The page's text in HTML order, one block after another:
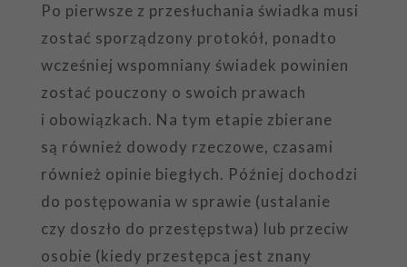
Po pierwsze z przesłuchania świadka musi
zostać sporządzony protokół, ponadto
wcześniej wspomniany świadek powinien
zostać pouczony o swoich prawach
i obowiązkach. Na tym etapie zbierane
są również dowody rzeczowe, czasami
również opinie biegłych. Później dochodzi
do postępowania w sprawie (ustalanie
czy doszło do przestępstwa) lub przeciw
osobie (kiedy przestępca jest znany